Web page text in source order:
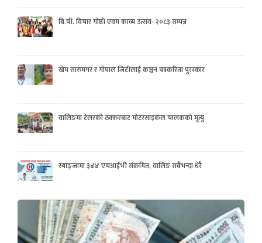
बि.पी. विचार गोष्ठी एवम काव्य उत्सव- २०८३ सम्पन्न
खेम सारुमगर र गोपाल जिटीलाई कञ्चन पत्रकरिता पुरस्कार
वालिङमा टेलरको ठक्करबाट मोटरसाइकल चालकको मृत्यु
स्याङ्जामा ३४४ एचआईभी संक्रमित, वालिङ सबैभन्दा धेरै